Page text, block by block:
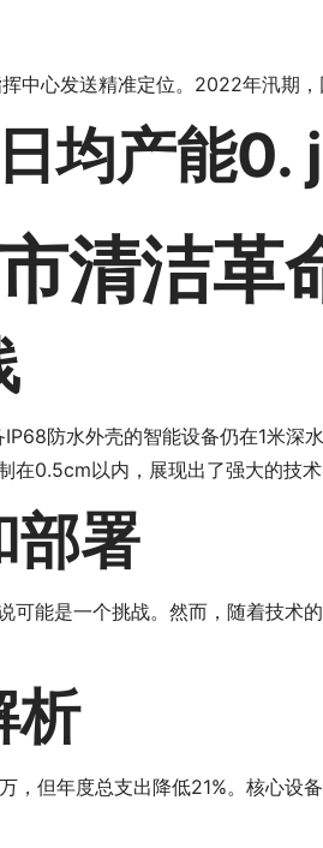
心发送精准定位。2022年汛期，
均产能0.
清洁革
防水外壳的智能设备仍在1米深
0.5cm以内，展现出了强大的技术
部署
能是一个挑战。然而，随着技术
析
但年度总支出降低21%。核心设